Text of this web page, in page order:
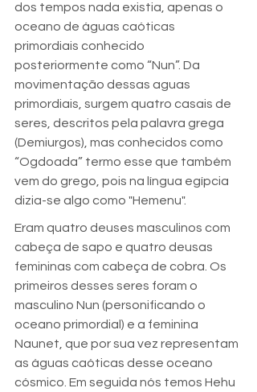
dos tempos nada existia, apenas o
oceano de águas caóticas
primordiais conhecido
posteriormente como “Nun”. Da
movimentação dessas aguas
primordiais, surgem quatro casais de
seres, descritos pela palavra grega
(Demiurgos), mas conhecidos como
“Ogdoada” termo esse que também
vem do grego, pois na língua egípcia
dizia-se algo como "Hemenu".
Eram quatro deuses masculinos com
cabeça de sapo e quatro deusas
femininas com cabeça de cobra. Os
primeiros desses seres foram o
masculino Nun (personificando o
oceano primordial) e a feminina
Naunet, que por sua vez representam
as águas caóticas desse oceano
cósmico. Em seguida nós temos Hehu